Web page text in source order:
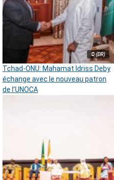
© (DR)
Tchad-ONU: Mahamat Idriss Deby
échange avec le nouveau patron
de l’UNOCA